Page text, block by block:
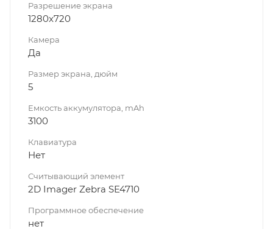
Разрешение экрана
1280x720
Камера
Да
Размер экрана, дюйм
5
Емкость аккумулятора, mAh
3100
Клавиатура
Нет
Считывающий элемент
2D Imager Zebra SE4710
Программное обеспечение
нет